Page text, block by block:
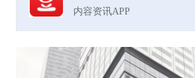
内容资讯APP